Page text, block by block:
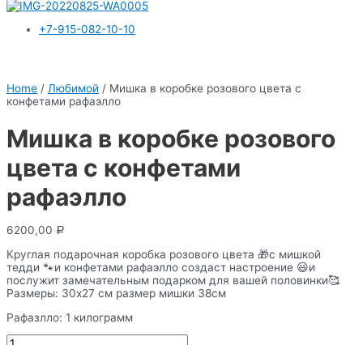
+7-915-082-10-10
Home / Любимой / Мишка в коробке розового цвета с
конфетами рафаэлло
Мишка в коробке розового
цвета с конфетами
рафаэлло
6200,00 Р
Круглая подарочная коробка розового цвета 🎁с мишкой
тедди 🐾и конфетами рафаэлло создаст настроение 😃и
послужит замечательным подарком для вашей половинки🥰
Размеры: 30х27 см размер мишки 38см
Рафазлло: 1 килограмм
Мишка